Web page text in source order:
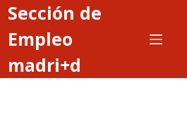
Sección de
Empleo
madri+d